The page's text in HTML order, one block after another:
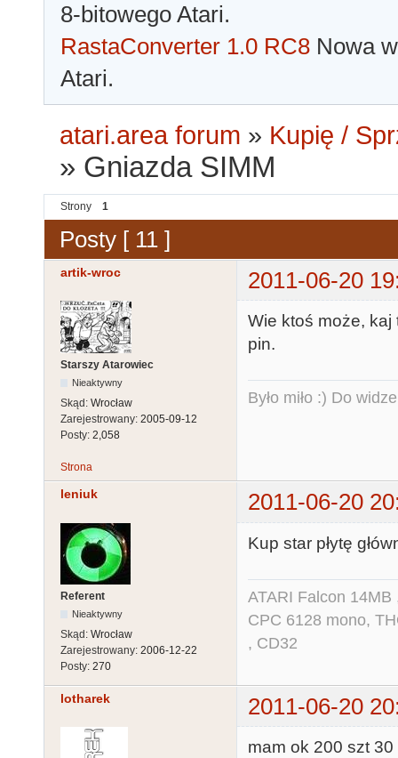
8-bitowego Atari.
RastaConverter 1.0 RC8 Nowa
Atari.
atari.area forum » Kupię /
» Gniazda SIMM
Strony 1
Posty [ 11 ]
artik-wroc 2011-06-20
Starszy Atarowiec
Nieaktywny
Skąd: Wrocław
Zarejestrowany: 2005-09-12
Posty: 2,058
Wie ktoś może,
pin.
Było miło :) Do
Strona
leniuk 2011-06-20
Referent
Nieaktywny
Skąd: Wrocław
Zarejestrowany: 2006-12-22
Posty: 270
Kup star płytę
ATARI Falcon
CPC 6128 mono,
, CD32
lotharek 2011-06-20
mam ok 200 szt